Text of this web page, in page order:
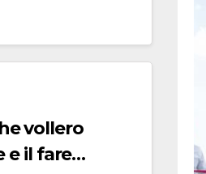
vollero
e il fare…